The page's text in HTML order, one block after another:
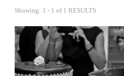
Showing: 1 - 1 of 1 RESULTS